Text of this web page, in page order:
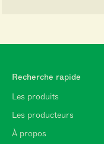
Recherche rapide
Les produits
Les producteurs
À propos